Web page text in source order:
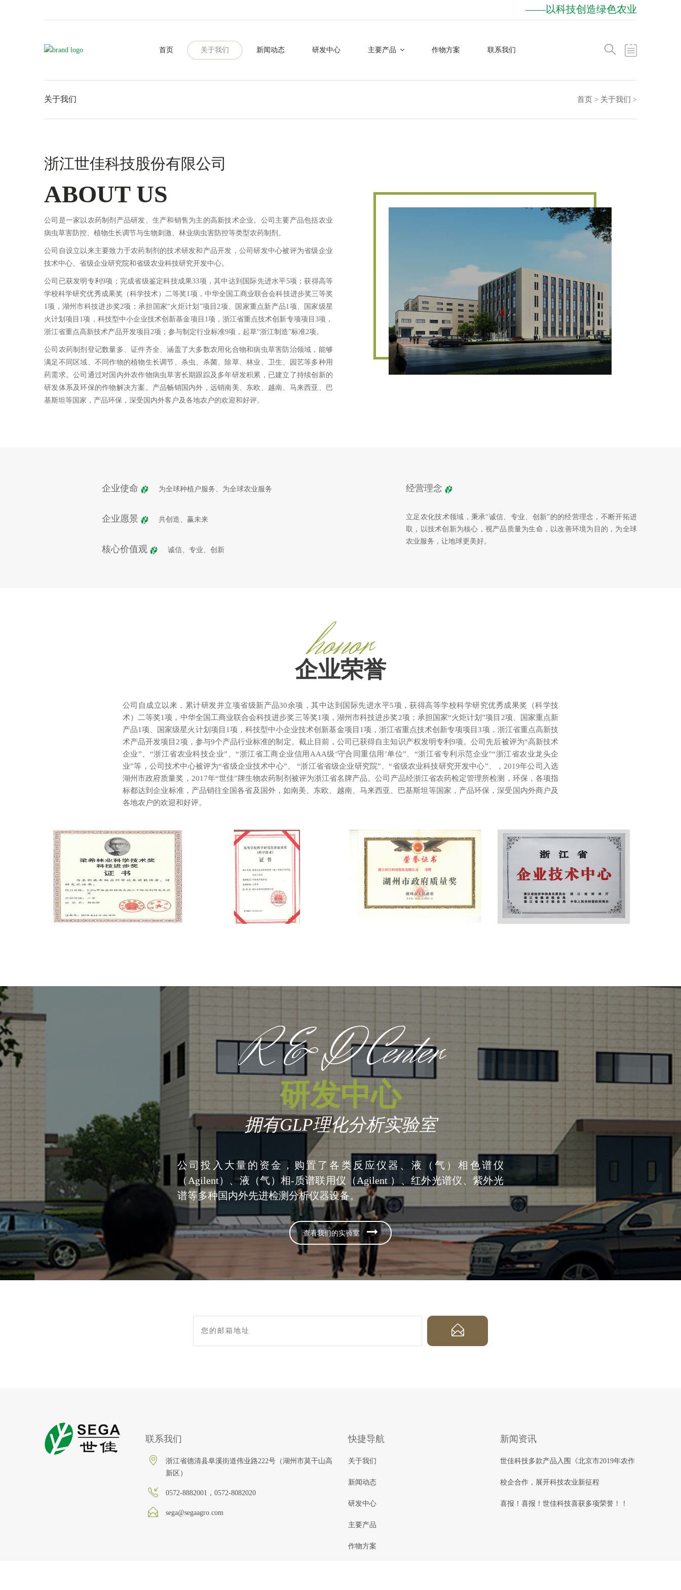
——以科技创造绿色农业
首页 关于我们 新闻动态 研发中心 主要产品 作物方案 联系我们
关于我们 首页 > 关于我们 >
浙江世佳科技股份有限公司
ABOUT US
公司是一家以农药制剂产品研发、生产和销售为主的高新技术企业。公司主要产品包括农业
病虫草害防控、植物生长调节与生物刺激、林业病虫害防控等类型农药制剂。
公司自设立以来主要致力于农药制剂的技术研发和产品开发，公司研发中心被评为省级企业
技术中心、省级企业研究院和省级农业科技研究开发中心。
公司已获发明专利9项；完成省级鉴定科技成果33项，其中达到国际先进水平5项；获得高等
学校科学研究优秀成果奖（科学技术）二等奖1项，中华全国工商业联合会科技进步奖三等奖
1项，湖州市科技进步奖2项；承担国家“火炬计划”项目2项、国家重点新产品1项、国家级星
火计划项目1项，科技型中小企业技术创新基金项目1项，浙江省重点技术创新专项项目3项，
浙江省重点高新技术产品开发项目2项；参与制定行业标准9项，起草“浙江制造”标准2项。
公司农药制剂登记数量多、证件齐全、涵盖了大多数农用化合物和病虫草害防治领域，能够
满足不同区域、不同作物的植物生长调节、杀虫、杀菌、除草、林业、卫生、园艺等多种用
药需求。公司通过对国内外农作物病虫草害长期跟踪及多年研发积累，已建立了持续创新的
研发体系及环保的作物解决方案。产品畅销国内外，远销南美、东欧、越南、马来西亚、巴
基斯坦等国家，产品环保，深受国内外客户及各地农户的欢迎和好评。
企业使命 为全球种植户服务、为全球农业服务
企业愿景 共创造、赢未来
核心价值观 诚信、专业、创新
经营理念
立足农化技术领域，秉承“诚信、专业、创新”的的经营理念，不断开拓进
取，以技术创新为核心，视产品质量为生命，以改善环境为目的，为全球
农业服务，让地球更美好。
honor
企业荣誉
公司自成立以来，累计研发并立项省级新产品30余项，其中达到国际先进水平5项，获得高等学校科学研究优秀成果奖（科学技
术）二等奖1项，中华全国工商业联合会科技进步奖三等奖1项，湖州市科技进步奖2项；承担国家“火炬计划”项目2项、国家重点新
产品1项、国家级星火计划项目1项，科技型中小企业技术创新基金项目1项，浙江省重点技术创新专项项目3项，浙江省重点高新技
术产品开发项目2项，参与9个产品行业标准的制定。截止目前，公司已获得自主知识产权发明专利9项。公司先后被评为“高新技术
企业”、“浙江省农业科技企业”、“浙江省工商企业信用AAA级‘守合同重信用’单位”、“浙江省专利示范企业”“浙江省农业龙头企
业”等，公司技术中心被评为“省级企业技术中心”、 “浙江省省级企业研究院”、“省级农业科技研究开发中心”、，2019年公司入选
湖州市政府质量奖，2017年“世佳”牌生物农药制剂被评为浙江省名牌产品。公司产品经浙江省农药检定管理所检测，环保，各项指
标都达到企业标准，产品销往全国各省及国外，如南美、东欧、越南、马来西亚、巴基斯坦等国家，产品环保，深受国内外商户及
各地农户的欢迎和好评。
R & D Center
研发中心
拥有GLP理化分析实验室
公司投入大量的资金，购置了各类反应仪器、液（气）相色谱仪
（Agilent）、液（气）相-质谱联用仪（Agilent ）、红外光谱仪、紫外光
谱等多种国内外先进检测分析仪器设备。
查看我们的实验室
联系我们
浙江省德清县阜溪街道伟业路222号（湖州市莫干山高
新区）
0572-8882001，0572-8082020
sega@segaagro.com
快捷导航
关于我们
新闻动态
研发中心
主要产品
作物方案
新闻资讯
世佳科技多款产品入围《北京市2019年农作
校企合作，展开科技农业新征程
喜报！喜报！世佳科技喜获多项荣誉！！